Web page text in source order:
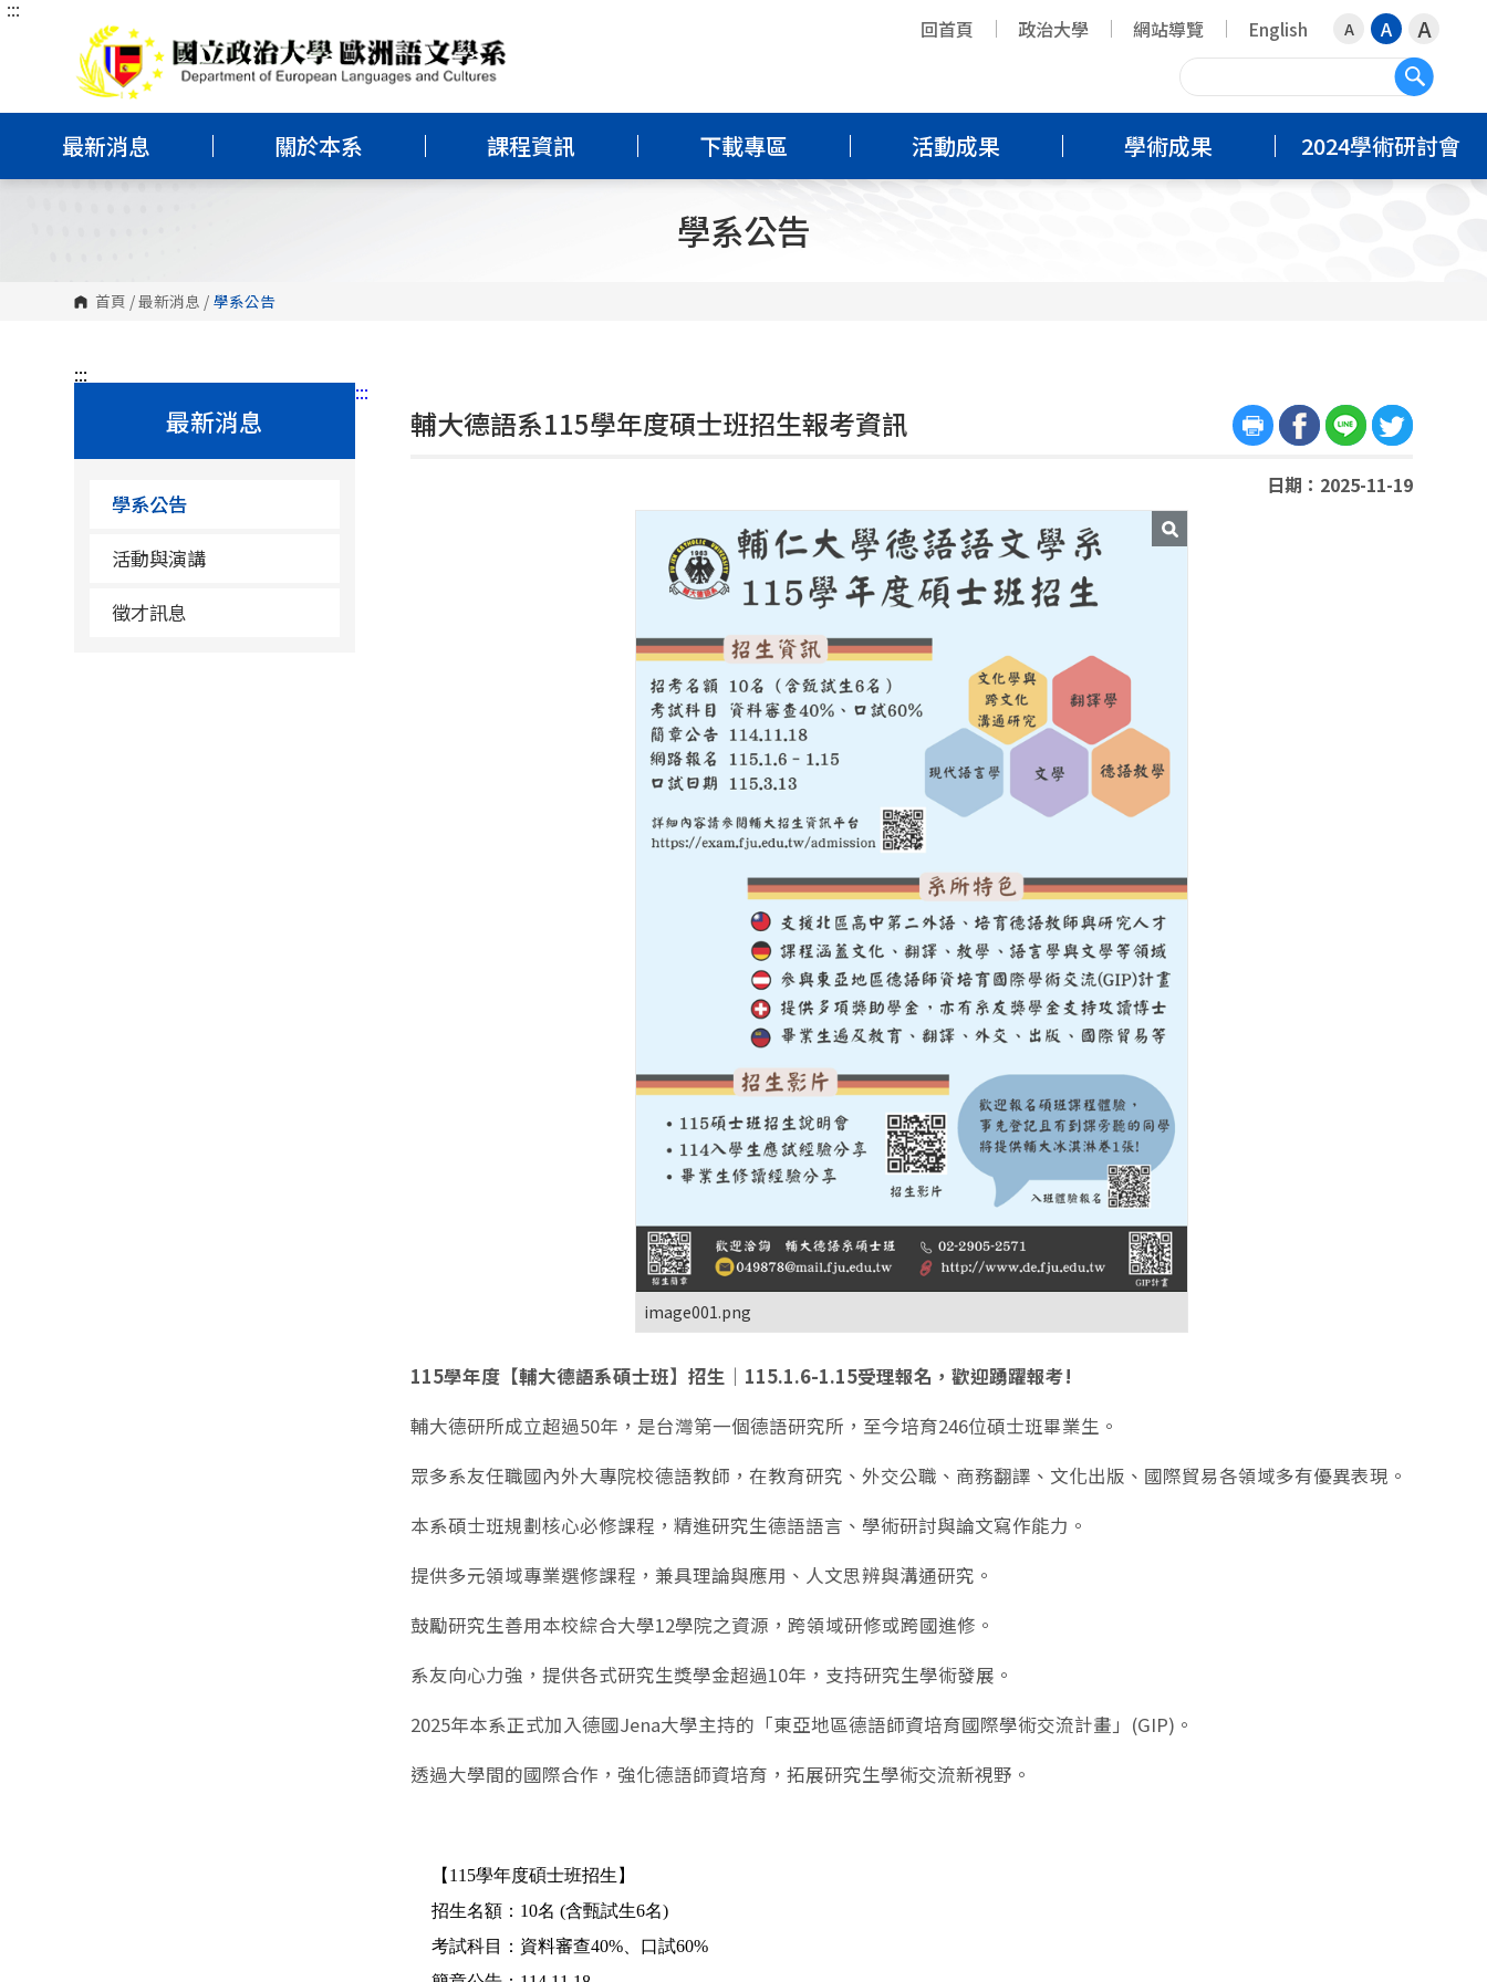
跳
區
:::
回首頁 政治大學 網站導覽 English A A A
最新消息 關於本系 課程資訊 下載專區 活動成果 學術成果 2024學術研討會
學系公告
首頁 /最新消息 / 學系公告
:::
最新消息
學系公告
活動與演講
徵才訊息
:::
輔大德語系115學年度碩士班招生報考資訊
日期：2025-11-19
image001.png
115學年度【輔大德語系碩士班】招生｜115.1.6-1.15受理報名，歡迎踴躍報考!
輔大德研所成立超過50年，是台灣第一個德語研究所，至今培育246位碩士班畢業生。
眾多系友任職國內外大專院校德語教師，在教育研究、外交公職、商務翻譯、文化出版、國際貿易各領域多有優異表現。
本系碩士班規劃核心必修課程，精進研究生德語語言、學術研討與論文寫作能力。
提供多元領域專業選修課程，兼具理論與應用、人文思辨與溝通研究。
鼓勵研究生善用本校綜合大學12學院之資源，跨領域研修或跨國進修。
系友向心力強，提供各式研究生獎學金超過10年，支持研究生學術發展。
2025年本系正式加入德國Jena大學主持的「東亞地區德語師資培育國際學術交流計畫」(GIP)。
透過大學間的國際合作，強化德語師資培育，拓展研究生學術交流新視野。
【 115學年度碩士班招生】
招生名額： 10名 (含甄試生6名)
考試科目
： 資料審查40% 、口試60%